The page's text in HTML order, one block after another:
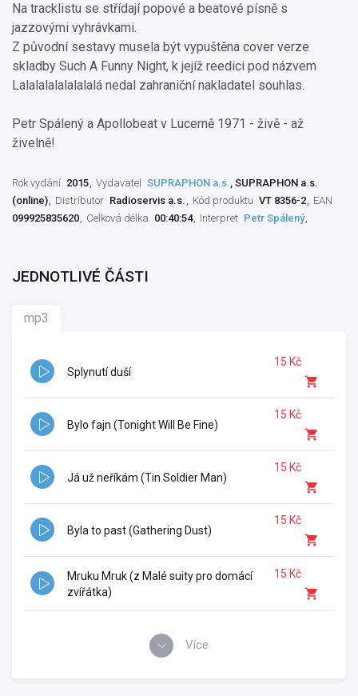
Na tracklistu se střídají popové a beatové písně s
jazzovými vyhrávkami.
Z původní sestavy musela být vypuštěna cover verze
skladby Such A Funny Night, k jejíž reedici pod názvem
Lalalalalalalalalá nedal zahraniční nakladatel souhlas.
Petr Spálený a Apollobeat v Lucerně 1971 - živě - až
živelně!
Rok vydání 2015 Vydavatel SUPRAPHON a.s., SUPRAPHON a.s.
(online)
Distributor Radioservis a.s. Kód produktu VT 8356-2
EAN
099925835620
Celková délka 00:40:54 Interpret Petr Spálený
JEDNOTLIVÉ ČÁSTI
mp3
Splynutí duší
15 Kč
Bylo fajn (Tonight Will Be Fine)
15 Kč
Já už neříkám (Tin Soldier Man)
15 Kč
Byla to past (Gathering Dust)
15 Kč
Mruku Mruk (z Malé suity pro domácí
zvířátka)
15 Kč
Více